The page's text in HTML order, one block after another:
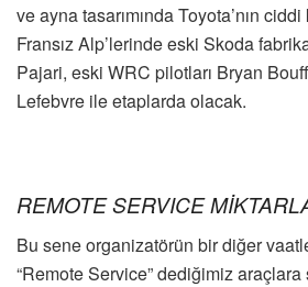
ve ayna tasarımında Toyota’nın
Fransız Alp’lerinde eski Skoda
Pajari, eski WRC pilotları Bryan
Lefebvre ile etaplarda olacak.
REMOTE SERVICE
Bu sene organizatörün bir diğer
“Remote Service” dediğimiz araçlara